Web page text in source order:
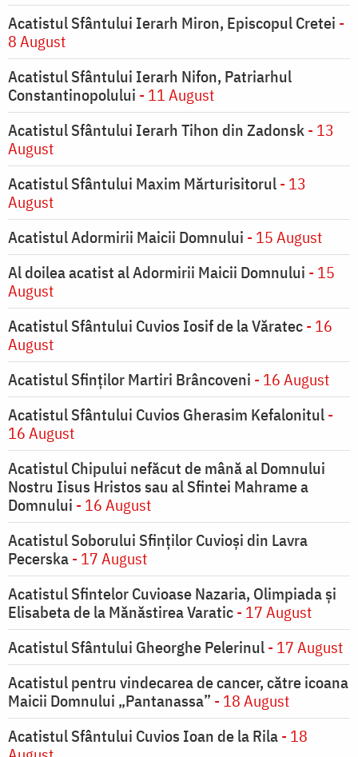
Acatistul Sfântului Ierarh Miron, Episcopul Cretei -
8 August
Acatistul Sfântului Ierarh Nifon, Patriarhul
Constantinopolului - 11 August
Acatistul Sfântului Ierarh Tihon din Zadonsk- 13
August
Acatistul Sfântului Maxim Mărturisitorul- 13
August
Acatistul Adormirii Maicii Domnului - 15 August
Al doilea acatist al Adormirii Maicii Domnului - 15
August
Acatistul Sfântului Cuvios Iosif de la Văratec- 16
August
Acatistul Sfinților Martiri Brâncoveni - 16 August
Acatistul Sfântului Cuvios Gherasim Kefalonitul-
16 August
Acatistul Chipului nefăcut de mână al Domnului
Nostru Iisus Hristos sau al Sfintei Mahrame a
Domnului - 16 August
Acatistul Soborului Sfinților Cuvioși din Lavra
Pecerska- 17 August
Acatistul Sfintelor Cuvioase Nazaria, Olimpiada și
Elisabeta de la Mănăstirea Varatic- 17 August
Acatistul Sfântului Gheorghe Pelerinul- 17 August
Acatistul pentru vindecarea de cancer, către icoana
Maicii Domnului „Pantanassa” - 18 August
Acatistul Sfântului Cuvios Ioan de la Rila- 18